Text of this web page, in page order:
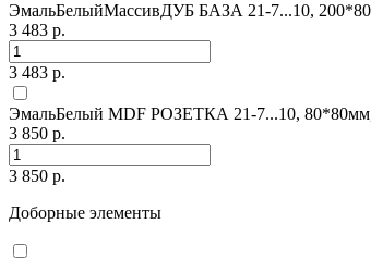
ЭмальБелыйМассивДУБ БАЗА 21-7...10,
3 483 р.
3 483 р.
ЭмальБелый MDF РОЗЕТКА 21-7...10,
3 850 р.
3 850 р.
Доборные элементы